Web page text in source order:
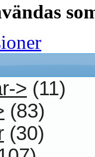
> (11)
(83)
(30)